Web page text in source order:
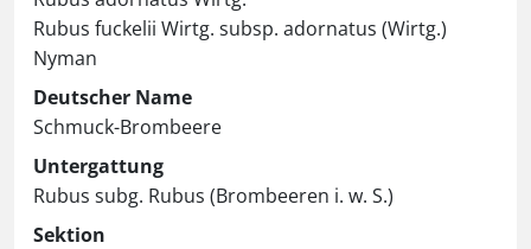
Rubus fuckelii Wirtg. subsp. adornatus (Wirtg.)
Nyman
Deutscher Name
Schmuck-Brombeere
Untergattung
Rubus subg. Rubus (Brombeeren i. w. S.)
Sektion